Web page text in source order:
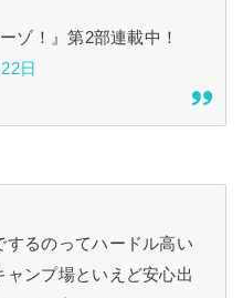
ゾ！』第2部連載中！
日
するのってハードル高い
ンプ場といえど安心出